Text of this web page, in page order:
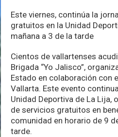
“Yo
Este viernes, continúa la
gratuitos en la Unidad
mañana a 3 de la tarde
Cientos de vallartenses
Brigada “Yo Jalisco”,
Estado en colaboración con
Vallarta. Este evento
Unidad Deportiva de La Lija,
de servicios gratuitos en
comunidad en horario de 9
tarde.